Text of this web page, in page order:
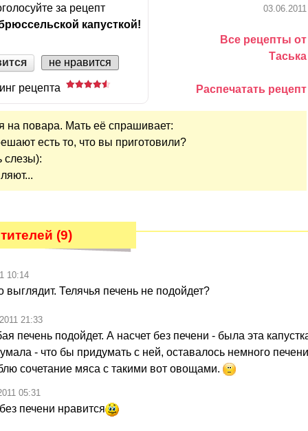
за рецепт
капусткой!
не нравится
рецепта
03.06.2011
Все рецепты от
Таська
Распечатать рецепт
на повара. Мать её спрашивает:
есть то, что вы приготовили?
слезы):
(9)
10:14
выглядит. Телячья печень не подойдет?
21:33
печень подойдет. А насчет без печени - была эта
- что бы придумать с ней, оставалось немного
сочетание мяса с такими вот овощами.
05:31
печени нравится